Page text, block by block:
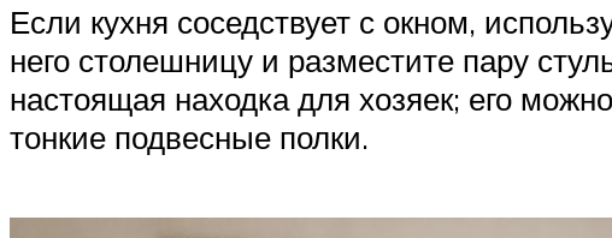
Если кухня соседствует с окном,
него столешницу и разместите пару
настоящая находка для хозяек; его
тонкие подвесные полки.